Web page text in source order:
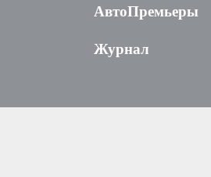
АвтоПремьеры
Журнал